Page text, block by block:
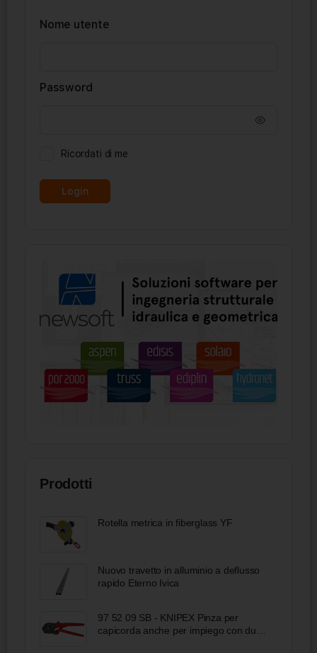
Nome utente
Password
Ricordati di me
Prodotti
Rotella metrica in fiberglass YF
Nuovo travetto in alluminio a deflusso
rapido Eterno Ivica
97 52 09 SB - KNIPEX Pinza per
capicorda anche per impiego con due